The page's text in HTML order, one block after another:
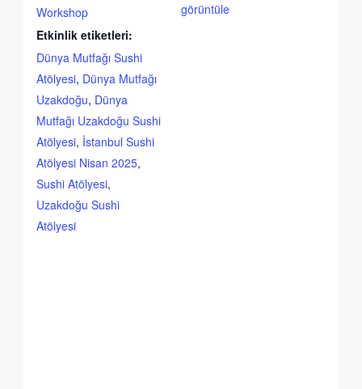
Workshop
Etkinlik etiketleri:
Dünya Mutfağı Sushi
Atölyesi, Dünya Mutfağı
Uzakdoğu, Dünya
Mutfağı Uzakdoğu Sushi
Atölyesi, İstanbul Sushi
Atölyesi Nisan 2025,
Sushi Atölyesi,
Uzakdoğu Sushi
Atölyesi
görüntüle